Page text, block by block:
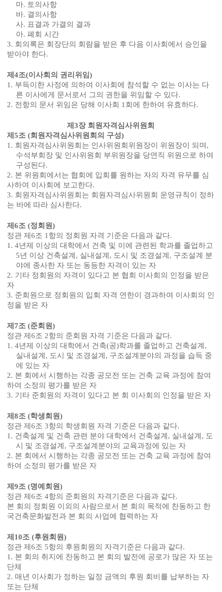
마. 토의사항
바. 결의사항
사. 표결과 가결의 결과
아.폐회 시간
3. 회의록은 회장단의 회람을 받은 후 다음 이사회에서 승인을
받아야 한다.
제4조(이사회의 권리위임)
1. 부득이한 사정에 의하여 이사회에 참석할 수 없는 이사는 다
른 이사에게 문서로서 그의 권한을 위임할 수 있다.
2. 전항의 문서 위임은 당해 이사회 1 회에 한하여 유효하다.
제3장 회원자격심사위원회
제5조(회원자격심사위원회의 구성)
1. 회원자격심사위원회는 인사위원회위원장이 위원장이 되며 ,
수석부회장 및 인사위원회 부위원장을 당연직 위원으로 하여
구성된다.
2. 본 위원회에서는 협회에 입회를 원하는 자의 자격 유무를 심
사하여 이사회에 보고한다.
3. 회원자격심사위원회는 회원자격심사위원회 운영규칙이 정하
는 바에 따라 심사한다.
제6조(정회원)
정관 제6조 1 항의 정회원 자격 기준은 다음과 같다.
1. 4년제 이상의 대학에서 건축 및 이에 관련된 학과를 졸업하고
5년 이상 건축설계 , 실내설계 , 도시 및 조경설계 , 구조설계 분
야에 종사한 자 또는 동등한 자격이 있는 자
2. 기타 정회원의 자격이 있다고 본 협회 이사회의 인정을 받은
자
3. 준회원으로 정회원의 입회 자격 연한이 경과하여 이사회의 인
정을 받은 자
제 7조(준회원)
정관 제6조 2항의 준회원 자격 기준은 다음과 같다.
1. 4년제 이상의 대학에서 건축(공)학과를 졸업하고 건축설계 ,
실내설계 , 도시 및 조경설계 , 구조설계분야의 과정을 습득 중
에 있는 자
2. 본 회에서 시행하는 각종 공모전 또는 건축 교육 과정에 참여
하여 소정의 평가를 받은 자
3. 기타 준회원의 자격이 있다고 본 회 이사회의 인정을 받은 자
제8조(학생회원)
정관 제6조3항의 학생회원 자격 기준은 다음과 같다.
1. 건축설계 및 건축 관련 분야 대학에서 건축설계 , 실내설계 , 도
시 및 조경설계 , 구조설계분야의 교육과정에 있는 자
2. 본 회에서 시행하는 각종 공모전 또는 건축 교육 과정에 참여
하여 소정의 평가를 받은 자
제9조(명예회원)
정관 제6조4항의 준회원의 자격기준은 다음과 같다.
본 회의 정회원 이외의 사람으로서 본 회의 목적에 찬동하고 한
국건축문화발전과 본 회의 사업에 협력하는 자
제 10조(후원회원)
정관 제6조 5항의 후원회원의 자격기준은 다음과 같다.
1. 본 회의 취지에 찬동하고 본 회의 발전에 공로가 많은 자 또는
단체
2. 매년 이사회가 정하는 일정 금액의 후원 회비를 납부하는 자
또는 단체